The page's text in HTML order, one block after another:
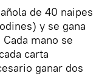
de 40 naipes
y se gana
mano se
carta
ganar dos